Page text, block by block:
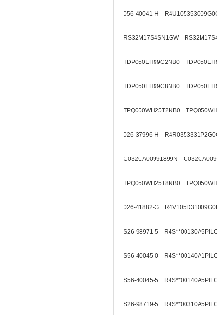
056-40041-H
RS32M17S4SN1GW
TDP050EH99C2NB0
TDP050EH99C8NB0
TPQ050WH25T2NB0
026-37996-H
C032CA00991899N
TPQ050WH25T8NB0
026-41882-G
S26-98971-5
S56-40045-0
S56-40045-5
S26-98719-5